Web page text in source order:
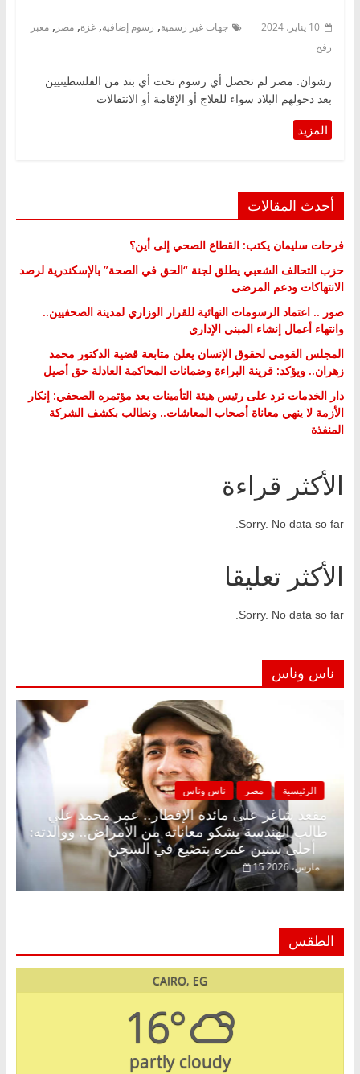
10 يناير، 2024 جهات غير رسمية, رسوم إضافية, غزة, مصر , معبر
رفح
رشوان: مصر لم تحصل أي رسوم تحت أي بند من الفلسطينيين
بعد دخولهم البلاد سواء للعلاج أو الإقامة أو الانتقالات
أحدث المقالات
فرحات سليمان يكتب: القطاع الصحي إلى أين؟
حزب التحالف الشعبي يطلق لجنة “الحق في الصحة” بالإسكندرية لرصد
الانتهاكات ودعم المرضى
صور .. اعتماد الرسومات النهائية للقرار الوزاري لمدينة الصحفيين..
وانتهاء أعمال إنشاء المبنى الإداري
المجلس القومي لحقوق الإنسان يعلن متابعة قضية الدكتور محمد
زهران.. ويؤكد: قرينة البراءة وضمانات المحاكمة العادلة حق أصيل
دار الخدمات ترد على رئيس هيئة التأمينات بعد مؤتمره الصحفي: إنكار
الأزمة لا ينهي معاناة أصحاب المعاشات.. ونطالب بكشف الشركة
المنفذة
الأكثر قراءة
Sorry. No data so far.
الأكثر تعليقا
Sorry. No data so far.
ناس وناس
الرئيسية مصر ناس وناس
مقعد شاغر على مائدة الإفطار.. عمر محمد علي
طالب الهندسة يشكو معاناته من الأمراض.. ووالدته:
أحلى سنين عمره بتضيع في السجن
15 مارس، 2026
الطقس
CAIRO, EG
16°
partly cloudy